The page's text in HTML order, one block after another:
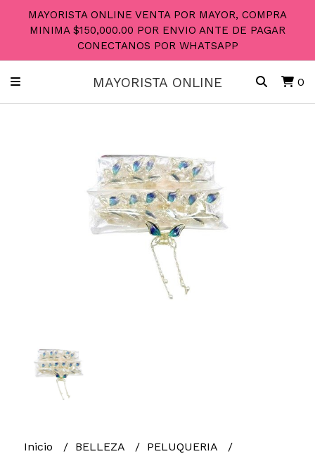
MAYORISTA ONLINE VENTA POR MAYOR, COMPRA
MINIMA $150,000.00 POR ENVIO ANTE DE PAGAR
CONECTANOS POR WHATSAPP
MAYORISTA ONLINE 0
Inicio BELLEZA
PELUQUERIA